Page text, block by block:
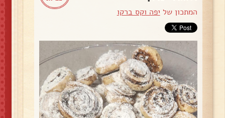
המתכון של יפה וקס ברקו